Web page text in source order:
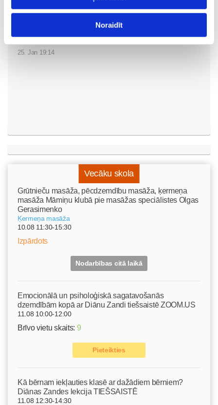
Noraidīt
Fizioterapeita konsultācija
Māmiņu Klubā – atbalsts
topošajiem un jaunajiem
vecākiem
Jaundzimušais
25. Jan 19:14
Vecāku skola
Grūtnieču masāža, pēcdzemdību masāža, ķermeņa
masāža Māmiņu klubā pie masāžas speciālistes Olgas
Gerasimenko
Ķermeņa masāža
10.08 11:30-15:30
Izpārdots
Nodarbības citā laikā
Emocionālā un psiholoģiskā sagatavošanās
dzemdībām kopā ar Diānu Zandi tiešsaistē ZOOM.US
11.08 10:00-12:00
Brīvo vietu skaits: 9
Pieteikties
Kā bērnam iekļauties klasē ar dažādiem bērniem?
Diānas Zandes lekcija TIEŠSAISTĒ
11.08 12:30-14:30